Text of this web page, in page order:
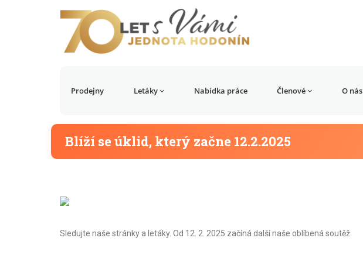
Prodejny Letáky Nabídka práce Členové O nás
Blíží se úklid, který začne 12.2.2025
Sledujte naše stránky a letáky. Od 12. 2. 2025 začíná další naše oblíbená soutěž.